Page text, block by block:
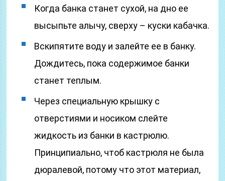
Когда банка станет сухой, на дно ее
высыпьте алычу, сверху – куски кабачка.
Вскипятите воду и залейте ее в банку.
Дождитесь, пока содержимое банки
станет теплым.
Через специальную крышку с
отверстиями и носиком слейте
жидкость из банки в кастрюлю.
Принципиально, чтоб кастрюля не была
дюралевой, потому что этот материал,